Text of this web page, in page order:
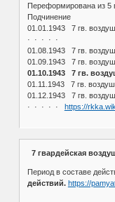
Переформирована из 5
Подчинение
01.01.1943 7 гв.
· · · · ·
01.08.1943 7 гв.
01.09.1943 7 гв.
01.10.1943 7 гв.
01.11.1943 7 гв.
01.12.1943 7 гв.
· · · · · https://
7 гвардейская
Период в составе
действий. https://